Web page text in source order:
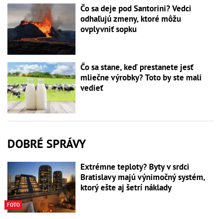
Čo sa deje pod Santorini? Vedci
odhaľujú zmeny, ktoré môžu
ovplyvniť sopku
Čo sa stane, keď prestanete jesť
mliečne výrobky? Toto by ste mali
vedieť
DOBRÉ SPRÁVY
FOTO
Extrémne teploty? Byty v srdci
Bratislavy majú výnimočný systém,
ktorý ešte aj šetrí náklady